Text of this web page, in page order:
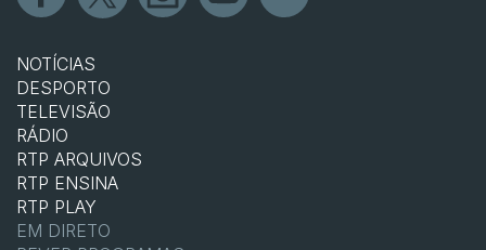
NOTÍCIAS
DESPORTO
TELEVISÃO
RÁDIO
RTP ARQUIVOS
RTP ENSINA
RTP PLAY
EM DIRETO